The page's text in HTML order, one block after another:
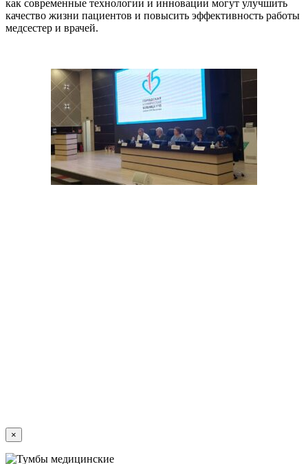
как современные технологии и инновации могут улучшить
качество жизни пациентов и повысить эффективность работы
медсестер и врачей.
×